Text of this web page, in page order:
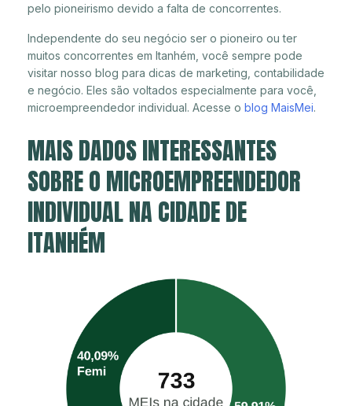
pelo pioneirismo devido a falta de concorrentes.
Independente do seu negócio ser o pioneiro ou ter
muitos concorrentes em Itanhém, você sempre pode
visitar nosso blog para dicas de marketing, contabilidade
e negócio. Eles são voltados especialmente para você,
microempreendedor individual. Acesse o blog MaisMei.
MAIS DADOS INTERESSANTES
SOBRE O MICROEMPREENDEDOR
INDIVIDUAL NA CIDADE DE
ITANHÉM